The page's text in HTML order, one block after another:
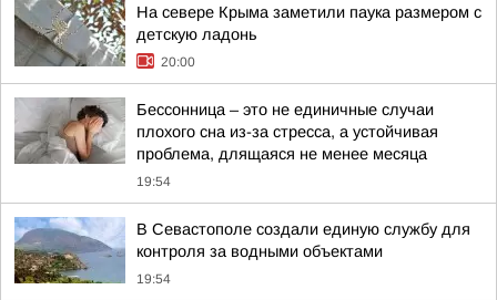
На севере Крыма заметили паука размером с
детскую ладонь
20:00
Бессонница – это не единичные случаи
плохого сна из-за стресса, а устойчивая
проблема, длящаяся не менее месяца
19:54
В Севастополе создали единую службу для
контроля за водными объектами
19:54